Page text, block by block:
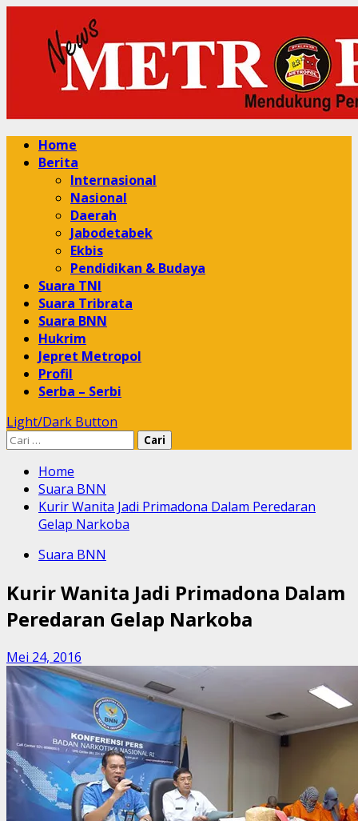
content
Primary
Menu
Home
Berita
Internasional
Nasional
Daerah
Jabodetabek
Ekbis
Pendidikan & Budaya
Suara TNI
Suara Tribrata
Suara BNN
Hukrim
Jepret Metropol
Profil
Serba – Serbi
Light/Dark Button
Cari
Home
Suara BNN
Kurir Wanita Jadi Primadona Dalam Peredaran
Gelap Narkoba
Suara BNN
Kurir Wanita Jadi Primadona Dalam
Peredaran Gelap Narkoba
Mei 24, 2016